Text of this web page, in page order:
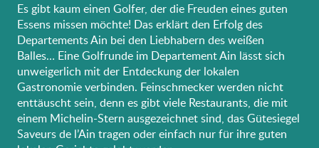
Es gibt kaum einen Golfer, der die Freuden eines guten
Essens missen möchte! Das erklärt den Erfolg des
Departements Ain bei den Liebhabern des weißen
Balles… Eine Golfrunde im Departement Ain lässt sich
unweigerlich mit der Entdeckung der lokalen
Gastronomie verbinden. Feinschmecker werden nicht
enttäuscht sein, denn es gibt viele Restaurants, die mit
einem Michelin-Stern ausgezeichnet sind, das Gütesiegel
Saveurs de l’Ain tragen oder einfach nur für ihre guten